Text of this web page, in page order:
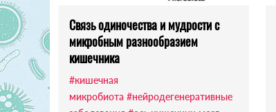
Связь одиночества и мудрости с
микробным разнообразием
кишечника
#кишечная
микробиота #нейродегенеративные